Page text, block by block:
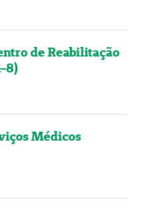
de Reabilitação
8)
Médicos